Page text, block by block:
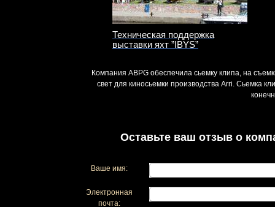
Техническая поддержка
выставки яхт ”IBYS”
Компания ABPG обеспечила сьемку клипа, на
свет для киносьемки производства Arri. Сьемка
Оставьте ваш отзыв о
Ваше имя:
Электронная
почта: